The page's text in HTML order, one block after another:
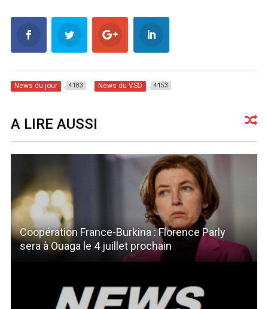
News du jour 4183 News du VSD 4153
A LIRE AUSSI
Coopération France-Burkina : Florence Parly
sera à Ouaga le 4 juillet prochain